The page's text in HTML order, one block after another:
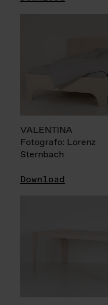
VALENTINA
Fotografo: Lorenz
Sternbach
Download